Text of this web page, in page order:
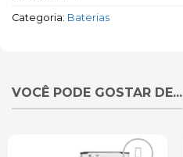
Categoria: Baterias
VOCÊ PODE GOSTAR DE...